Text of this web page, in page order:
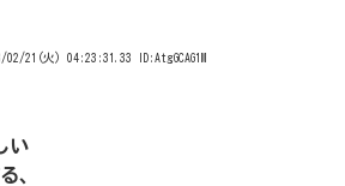
02/21(火) 04:23:31.33 ID:AtgGCAG1M
い
、